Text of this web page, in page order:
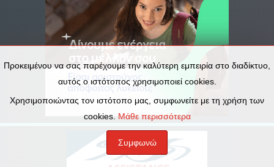
Προκειμένου να σας παρέχουμε την καλύτερη εμπειρία στο διαδίκτυο,
αυτός ο ιστότοπος χρησιμοποιεί cookies.
Χρησιμοποιώντας τον ιστότοπο μας, συμφωνείτε με τη χρήση των
cookies. Μάθε περισσότερα
Συμφωνώ